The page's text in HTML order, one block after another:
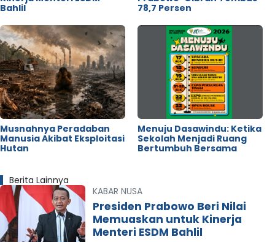
Bahlil
78,7 Persen
Musnahnya Peradaban
Manusia Akibat Eksploitasi
Hutan
Menuju Dasawindu: Ketika
Sekolah Menjadi Ruang
Bertumbuh Bersama
Berita Lainnya
KABAR NUSA
Presiden Prabowo Beri Nilai
Memuaskan untuk Kinerja
Menteri ESDM Bahlil